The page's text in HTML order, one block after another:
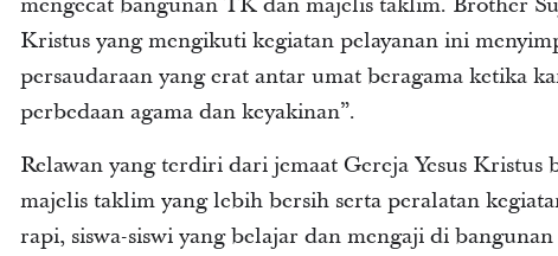
Kristus yang mengikuti kegiatan pelayanan ini
persaudaraan yang erat antar umat beragama ketika
perbedaan agama dan keyakinan”.
Relawan yang terdiri dari jemaat Gereja Yesus
majelis taklim yang lebih bersih serta peralatan
rapi, siswa-siswi yang belajar dan mengaji di